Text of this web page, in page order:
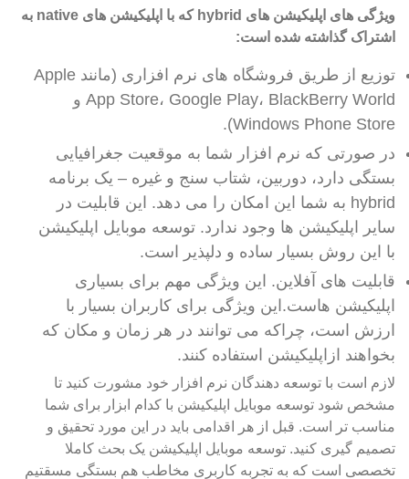
ویژگی های اپلیکیشن های hybrid که با اپلیکیشن های native به
اشتراک گذاشته شده است:
توزیع از طریق فروشگاه های نرم افزاری (مانند Apple
App Store، Google Play، BlackBerry World و
Windows Phone Store).
در صورتی که نرم افزار شما به موقعیت جغرافیایی
بستگی دارد، دوربین، شتاب سنج و غیره – یک برنامه
hybrid به شما این امکان را می دهد. این قابلیت در
سایر اپلیکیشن ها وجود ندارد. توسعه موبایل اپلیکیشن
با این روش بسیار ساده و دلپذیر است.
قابلیت های آفلاین. این ویژگی مهم برای بسیاری
اپلیکیشن هاست.این ویژگی برای کاربران بسیار با
ارزش است، چراکه می توانند در هر زمان و مکان که
بخواهند ازاپلیکیشن استفاده کنند.
لازم است با توسعه دهندگان نرم افزار خود مشورت کنید تا
مشخص شود توسعه موبایل اپلیکیشن با کدام ابزار برای شما
مناسب تر است. قبل از هر اقدامی باید در این مورد تحقیق و
تصمیم گیری کنید. توسعه موبایل اپلیکیشن یک بحث کاملا
تخصصی است که به تجربه کاربری مخاطب هم بستگی مسقتیم